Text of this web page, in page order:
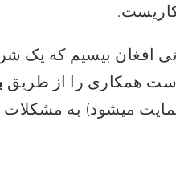
کاریست.
افغان بیسیم که یک
همکاری را از طریق
میشود) به مشکلات